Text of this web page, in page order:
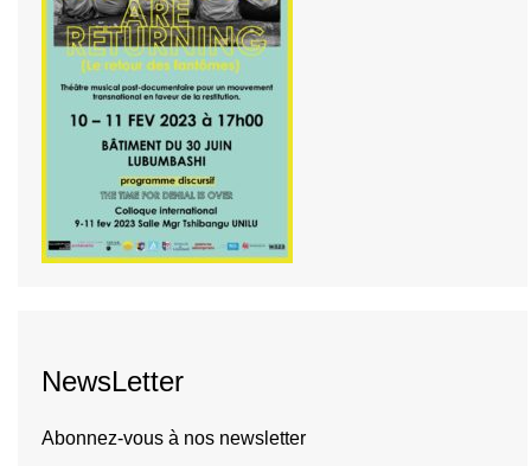
NewsLetter
Abonnez-vous à nos newsletter